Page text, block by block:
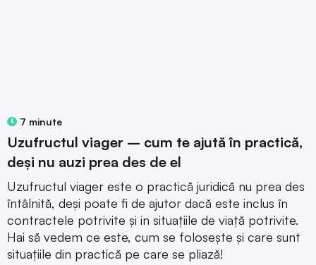
7 minute
Uzufructul viager – cum te ajută în practică,
deși nu auzi prea des de el
Uzufructul viager este o practică juridică nu prea des
întâlnită, deși poate fi de ajutor dacă este inclus în
contractele potrivite și in situațiile de viață potrivite.
Hai să vedem ce este, cum se folosește și care sunt
situațiile din practică pe care se pliază!